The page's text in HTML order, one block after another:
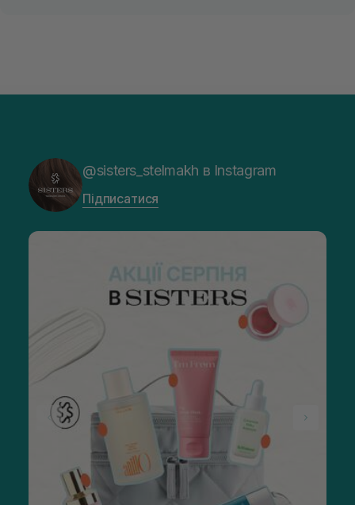
@sisters_stelmakh в Instagram
Підписатися